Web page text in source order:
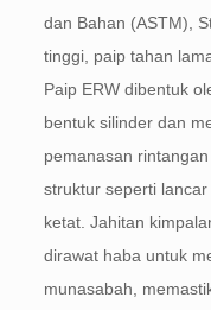
dan Bahan (ASTM),
tinggi, paip tahan
Paip ERW dibentuk
bentuk silinder dan
pemanasan
struktur seperti
ketat. Jahitan
dirawat haba untuk
munasabah,